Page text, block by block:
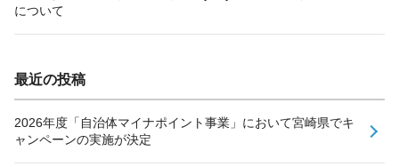
について
最近の投稿
2026年度「自治体マイナポイント事業」において宮崎県でキ
ャンペーンの実施が決定